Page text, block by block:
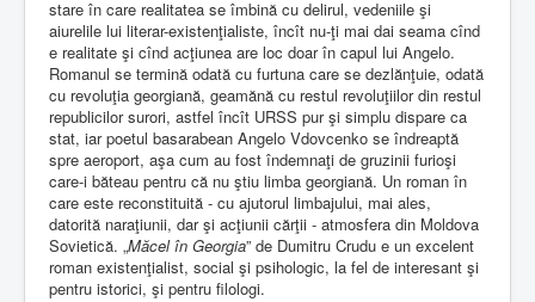
stare în care realitatea se îmbină cu delirul, vedeniile şi
aiurelile lui literar-existenţialiste, încît nu-ţi mai dai seama cînd
e realitate şi cînd acţiunea are loc doar în capul lui Angelo.
Romanul se termină odată cu furtuna care se dezlănţuie, odată
cu revoluţia georgiană, geamănă cu restul revoluţiilor din restul
republicilor surori, astfel încît URSS pur şi simplu dispare ca
stat, iar poetul basarabean Angelo Vdovcenko se îndreaptă
spre aeroport, aşa cum au fost îndemnaţi de gruzinii furioşi
care-i băteau pentru că nu ştiu limba georgiană. Un roman în
care este reconstituită - cu ajutorul limbajului, mai ales,
datorită naraţiunii, dar şi acţiunii cărţii - atmosfera din Moldova
Sovietică. „Măcel în Georgia” de Dumitru Crudu e un excelent
roman existenţialist, social şi psihologic, la fel de interesant şi
pentru istorici, şi pentru filologi.